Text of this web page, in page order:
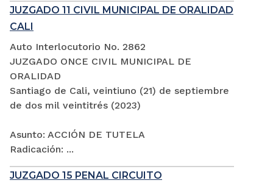
JUZGADO 11 CIVIL MUNICIPAL DE ORALIDAD
CALI
Auto Interlocutorio No. 2862
JUZGADO ONCE CIVIL MUNICIPAL DE
ORALIDAD
Santiago de Cali, veintiuno (21) de septiembre
de dos mil veintitrés (2023)
Asunto: ACCIÓN DE TUTELA
Radicación: ...
JUZGADO 15 PENAL CIRCUITO